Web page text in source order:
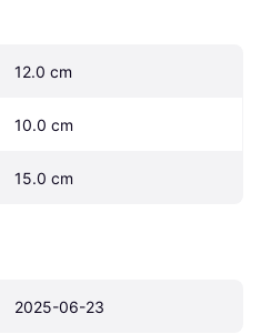
12.0 cm
10.0 cm
15.0 cm
2025-06-23